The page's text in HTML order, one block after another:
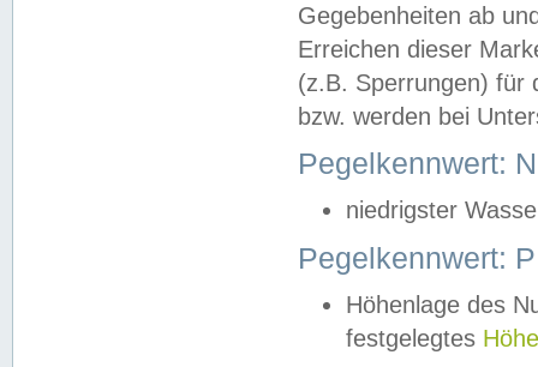
Gegebenheiten ab
Erreichen dieser
(z.B. Sperrungen) für
bzw. werden bei
Pegelkennwert:
niedrigster
Pegelkennwert:
Höhenlage des
festgelegtes